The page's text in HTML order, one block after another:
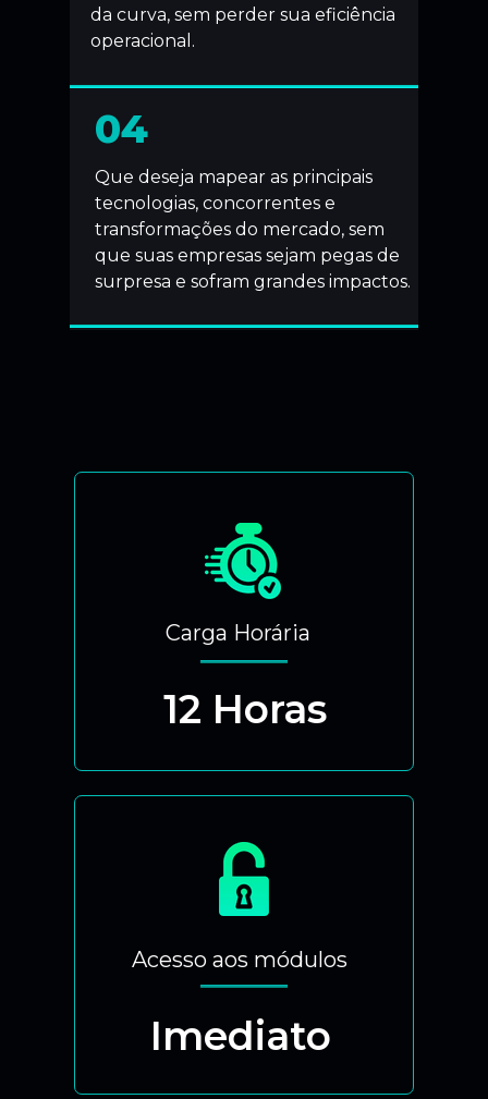
da curva, sem perder sua eficiência
operacional.
04
Que deseja mapear as principais
tecnologias, concorrentes e
transformações do mercado, sem
que suas empresas sejam pegas de
surpresa e sofram grandes impactos.
Imediato
Acesso aos módulos
12 Horas
Carga Horária